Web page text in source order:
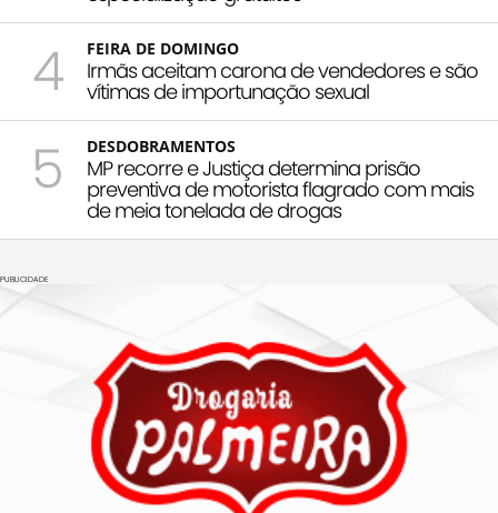
4 FEIRA DE DOMINGO
Irmãs aceitam carona de vendedores e são
vítimas de importunação sexual
5 DESDOBRAMENTOS
MP recorre e Justiça determina prisão
preventiva de motorista flagrado com mais
de meia tonelada de drogas
PUBLICIDADE